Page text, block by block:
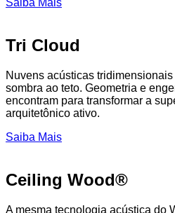
Saiba Mais
Tri Cloud
Nuvens acústicas
sombra ao teto. Geometria e
encontram para transformar a
arquitetônico ativo.
Saiba Mais
Ceiling Wood®
A mesma tecnologia acústica do